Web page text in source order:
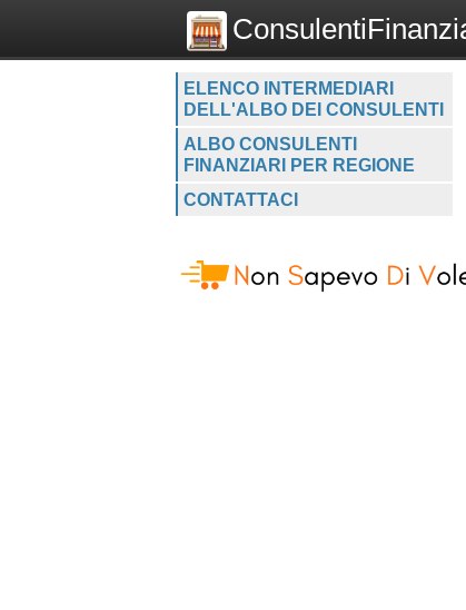
ELENCO INTERMEDIARI
DELL'ALBO DEI CONSULENTI
ALBO CONSULENTI
FINANZIARI PER REGIONE
CONTATTACI